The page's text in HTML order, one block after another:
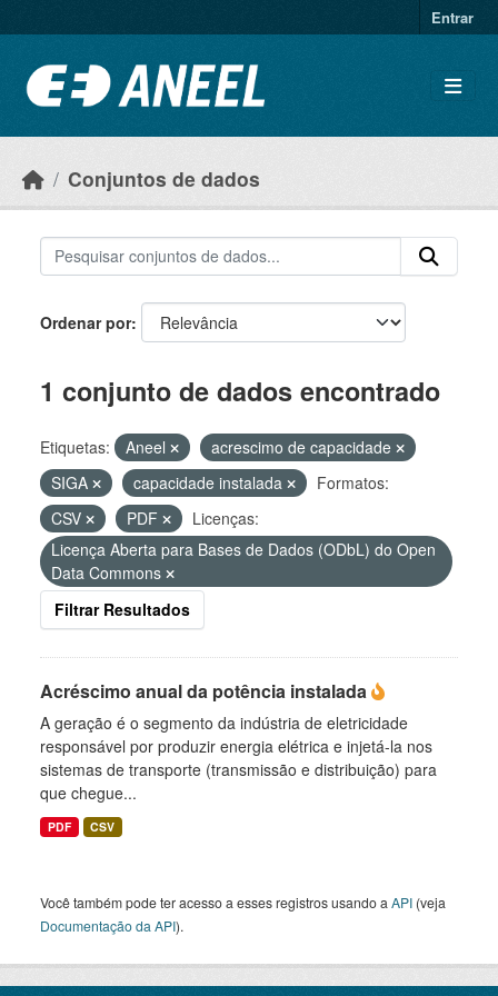
Entrar
Conjuntos de dados
Ordenar por
1 conjunto de dados encontrado
Etiquetas: Aneel
acrescimo de capacidade
SIGA
capacidade instalada
Formatos:
CSV
PDF
Licenças:
Licença Aberta para Bases de Dados (ODbL) do Open
Data Commons
Filtrar Resultados
Acréscimo anual da potência instalada
A geração é o segmento da indústria de eletricidade
responsável por produzir energia elétrica e injetá-la nos
sistemas de transporte (transmissão e distribuição) para
que chegue...
PDF CSV
Você também pode ter acesso a esses registros usando a API (veja
Documentação da API).